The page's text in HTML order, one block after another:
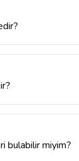
bulabilir miyim?